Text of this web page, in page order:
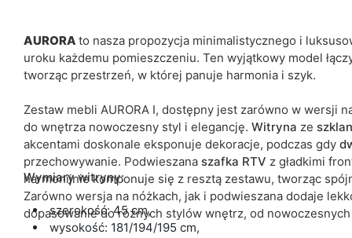
AURORA to nasza propozycja minimalistycznego i
uroku każdemu pomieszczeniu. Ten wyjątkowy model
tworząc przestrzeń, w której panuje harmonia i szyk.
Zestaw mebli AURORA I, dostępny jest zarówno w wersji
do wnętrza nowoczesny styl i elegancję. Witryna ze
akcentami doskonale eksponuje dekoracje, podczas gdy
przechowywanie. Podwieszana szafka RTV z gładkimi
harmonijnie komponuje się z resztą zestawu, tworząc
Zarówno wersja na nóżkach, jak i podwieszana dodaje
dopasowanie do różnych stylów wnętrz, od
Wymiary witryny:
szerokość: 45 cm,
wysokość: 181/194/195 cm,